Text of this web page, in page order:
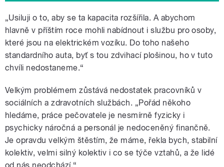
„Usiluji o to, aby se ta kapacita rozšířila. A abychom
hlavně v příštím roce mohli nabídnout i službu pro osoby,
které jsou na elektrickém vozíku. Do toho našeho
standardního auta, byť s tou zdvihací plošinou, ho v tuto
chvíli nedostaneme.“
Velkým problémem zůstává nedostatek pracovníků v
sociálních a zdravotních službách. „Pořád někoho
hledáme, práce pečovatele je nesmírně fyzicky i
psychicky náročná a personál je nedoceněný finančně.
Je opravdu velkým štěstím, že máme, řekla bych, stabilní
kolektiv, velmi silný kolektiv i co se týče vztahů, a že lidé